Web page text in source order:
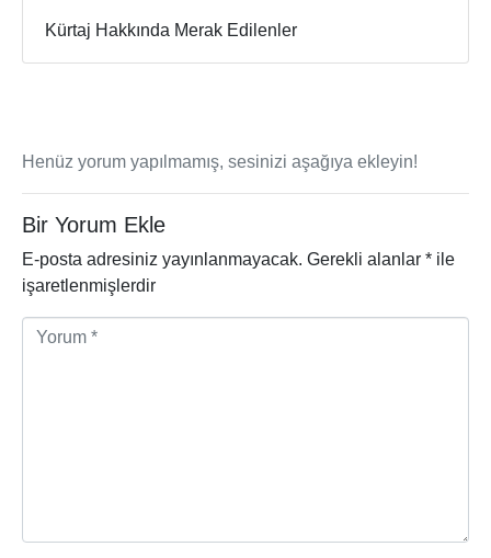
Kürtaj Hakkında Merak Edilenler
Henüz yorum yapılmamış, sesinizi aşağıya ekleyin!
Bir Yorum Ekle
E-posta adresiniz yayınlanmayacak. Gerekli alanlar * ile
işaretlenmişlerdir